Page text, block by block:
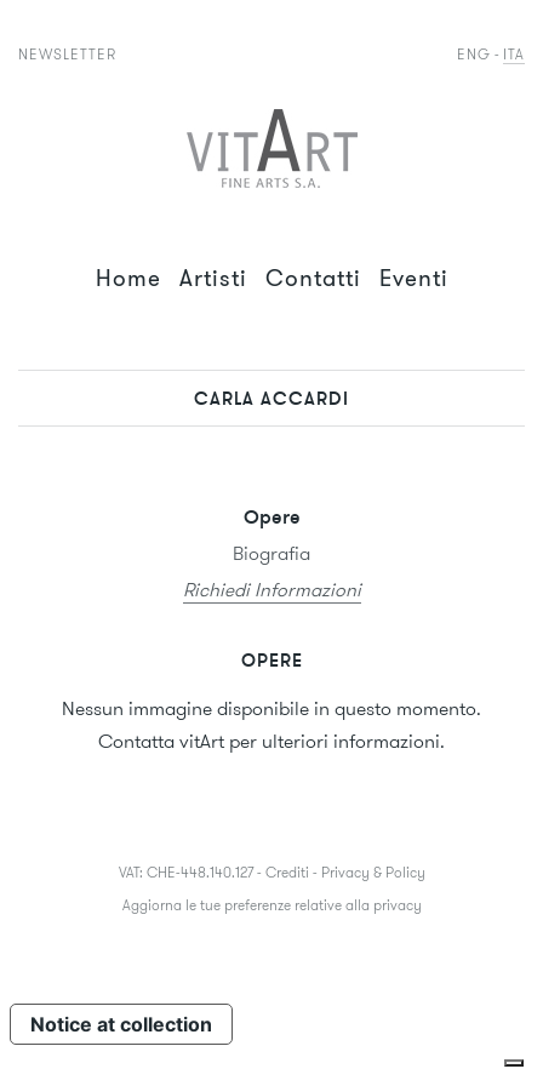
NEWSLETTER ITA
ENG
Home Artisti Contatti Eventi
CARLA ACCARDI
Opere
Biografia
Richiedi Informazioni
OPERE
Nessun immagine disponibile in questo momento.
Contatta vitArt per ulteriori informazioni.
VAT: CHE-448.140.127 - Crediti - Privacy & Policy
Aggiorna le tue preferenze relative alla privacy
Notice at collection